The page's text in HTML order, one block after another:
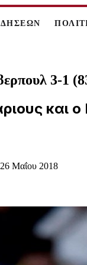
3-1
και
Μαΐου 2018